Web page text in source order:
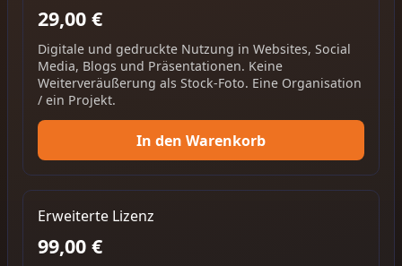
29,00 €
Digitale und gedruckte Nutzung in Websites, Social
Media, Blogs und Präsentationen. Keine
Weiterveräußerung als Stock-Foto. Eine Organisation
/ ein Projekt.
In den Warenkorb
Erweiterte Lizenz
99,00 €